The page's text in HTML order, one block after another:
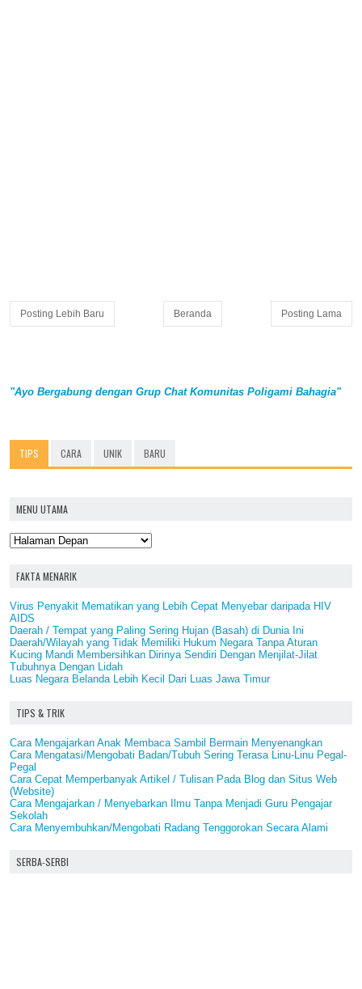
Posting Lebih Baru Posting Lama
Beranda
"Ayo Bergabung dengan Grup Chat Komunitas Poligami Bahagia"
TIPS CARA UNIK BARU
MENU UTAMA
FAKTA MENARIK
Virus Penyakit Mematikan yang Lebih Cepat Menyebar daripada HIV
AIDS
Daerah / Tempat yang Paling Sering Hujan (Basah) di Dunia Ini
Daerah/Wilayah yang Tidak Memiliki Hukum Negara Tanpa Aturan
Kucing Mandi Membersihkan Dirinya Sendiri Dengan Menjilat-Jilat
Tubuhnya Dengan Lidah
Luas Negara Belanda Lebih Kecil Dari Luas Jawa Timur
TIPS & TRIK
Cara Mengajarkan Anak Membaca Sambil Bermain Menyenangkan
Cara Mengatasi/Mengobati Badan/Tubuh Sering Terasa Linu-Linu Pegal-
Pegal
Cara Cepat Memperbanyak Artikel / Tulisan Pada Blog dan Situs Web
(Website)
Cara Mengajarkan / Menyebarkan Ilmu Tanpa Menjadi Guru Pengajar
Sekolah
Cara Menyembuhkan/Mengobati Radang Tenggorokan Secara Alami
SERBA-SERBI